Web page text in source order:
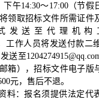
下午14:30～17:00（节
领取招标文件所需证件
发送至代理机构
，工作人员将发送付款
送至
箱），招标文件电子版
元，售后不退。
料：报名须提供法定代